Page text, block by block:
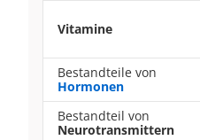
Vitamine
Bestandteile von
Hormonen
Bestandteil von
Neurotransmittern